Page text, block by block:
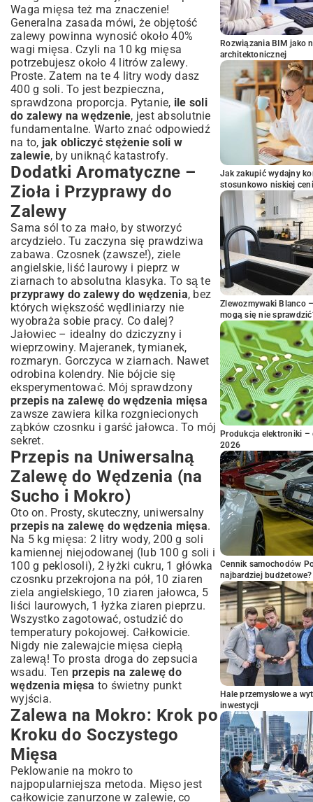
Waga mięsa też ma znaczenie!
Generalna zasada mówi, że objętość
zalewy powinna wynosić około 40%
wagi mięsa. Czyli na 10 kg mięsa
potrzebujesz około 4 litrów zalewy.
Proste. Zatem na te 4 litry wody dasz
400 g soli. To jest bezpieczna,
sprawdzona proporcja. Pytanie, ile soli
do zalewy na wędzenie, jest absolutnie
fundamentalne. Warto znać odpowiedź
na to, jak obliczyć stężenie soli w
zalewie, by uniknąć katastrofy.
Dodatki Aromatyczne –
Zioła i Przyprawy do
Zalewy
Sama sól to za mało, by stworzyć
arcydzieło. Tu zaczyna się prawdziwa
zabawa. Czosnek (zawsze!), ziele
angielskie, liść laurowy i pieprz w
ziarnach to absolutna klasyka. To są te
przyprawy do zalewy do wędzenia, bez
których większość wędliniarzy nie
wyobraża sobie pracy. Co dalej?
Jałowiec – idealny do dziczyzny i
wieprzowiny. Majeranek, tymianek,
rozmaryn. Gorczyca w ziarnach. Nawet
odrobina kolendry. Nie bójcie się
eksperymentować. Mój sprawdzony
przepis na zalewę do wędzenia mięsa
zawsze zawiera kilka rozgniecionych
ząbków czosnku i garść jałowca. To mój
sekret.
Przepis na Uniwersalną
Zalewę do Wędzenia (na
Sucho i Mokro)
Oto on. Prosty, skuteczny, uniwersalny
przepis na zalewę do wędzenia mięsa.
Na 5 kg mięsa: 2 litry wody, 200 g soli
kamiennej niejodowanej (lub 100 g soli i
100 g peklosoli), 2 łyżki cukru, 1 główka
czosnku przekrojona na pół, 10 ziaren
ziela angielskiego, 10 ziaren jałowca, 5
liści laurowych, 1 łyżka ziaren pieprzu.
Wszystko zagotować, ostudzić do
temperatury pokojowej. Całkowicie.
Nigdy nie zalewajcie mięsa ciepłą
zalewą! To prosta droga do zepsucia
wsadu. Ten przepis na zalewę do
wędzenia mięsa to świetny punkt
wyjścia.
Zalewa na Mokro: Krok po
Kroku do Soczystego
Mięsa
Peklowanie na mokro to
najpopularniejsza metoda. Mięso jest
całkowicie zanurzone w zalewie, co
Rozwiązania BIM jako
architektonicznej
Jak zakupić wydajny
stosunkowo niskiej
Zlewozmywaki Blanco
mogą się nie
Produkcja elektroniki –
2026
Cennik samochodów
najbardziej budżetowe?
Hale przemysłowe a
inwestycji